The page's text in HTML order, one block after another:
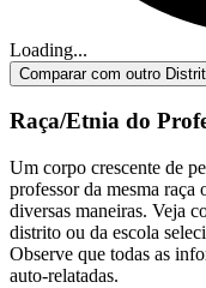
Loading...
Comparar com outro
Raça/Etnia do
Um corpo crescente de
professor da mesma raça
diversas maneiras. Veja
distrito ou da escola
Observe que todas as
auto-relatadas.